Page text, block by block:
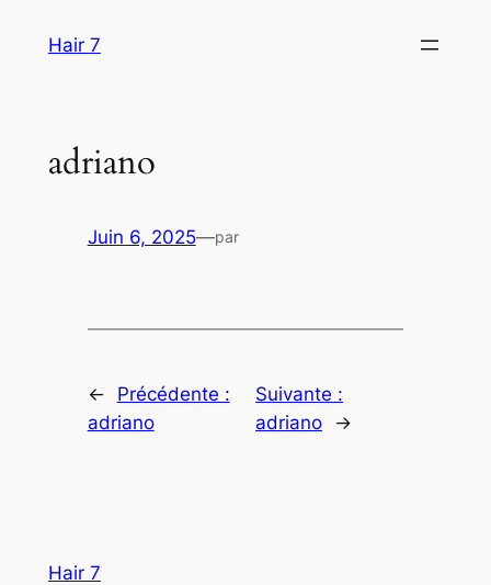
Hair 7
adriano
Juin 6, 2025—par
←
Précédente :
adriano
Suivante :
adriano
→
Hair 7